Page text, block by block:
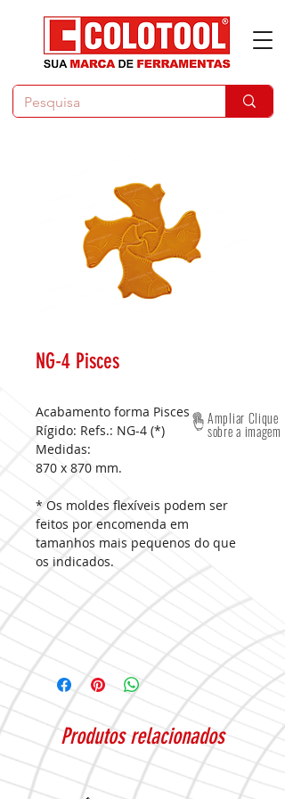
NG-4 Pisces
Acabamento forma Pisces
Rígido: Refs.: NG-4 (*)
Medidas:
870 x 870 mm.
* Os moldes flexíveis podem ser
feitos por encomenda em
tamanhos mais pequenos do que
os indicados.
Ampliar Clique
sobre a imagem
Produtos relacionados